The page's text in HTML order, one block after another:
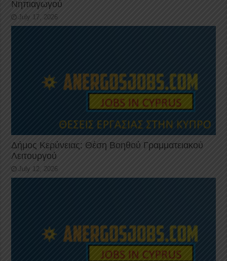
Νηπιαγωγού
July 17, 2026
Δήμος Κερύνειας: Θέση Βοηθού Γραμματειακού
Λειτουργού
July 12, 2026